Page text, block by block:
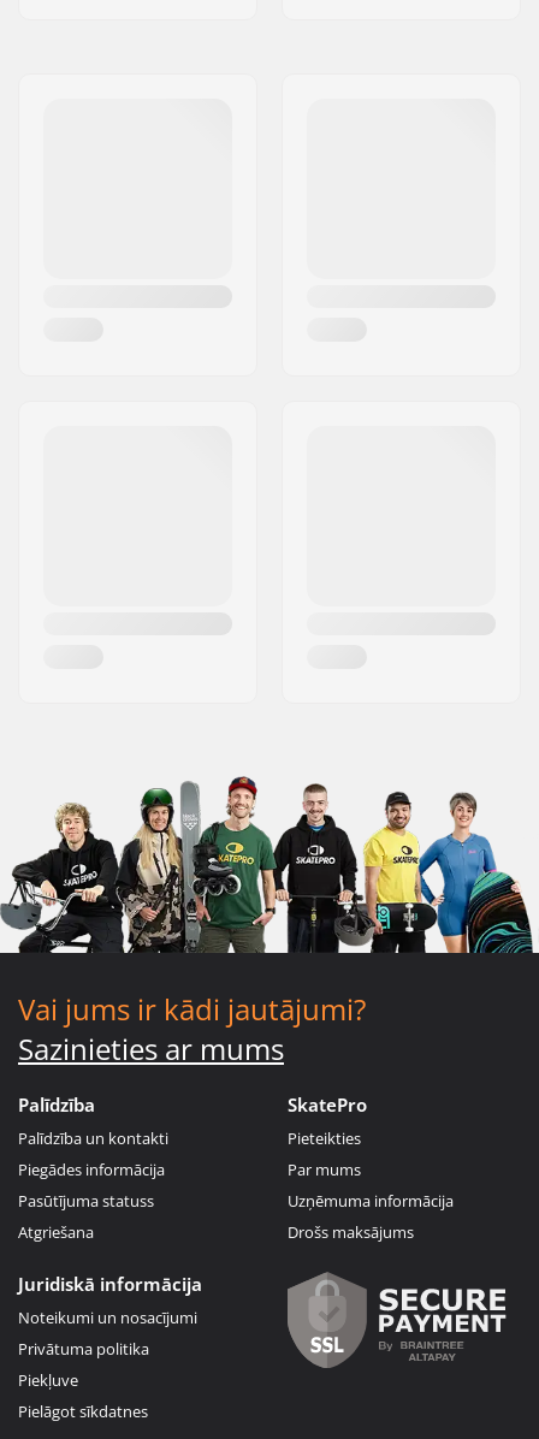
Vai jums ir kādi jautājumi?
Sazinieties ar mums
Palīdzība
Palīdzība un kontakti
Piegādes informācija
Pasūtījuma statuss
Atgriešana
SkatePro
Pieteikties
Par mums
Uzņēmuma informācija
Drošs maksājums
Juridiskā informācija
Noteikumi un nosacījumi
Privātuma politika
Piekļuve
Pielāgot sīkdatnes